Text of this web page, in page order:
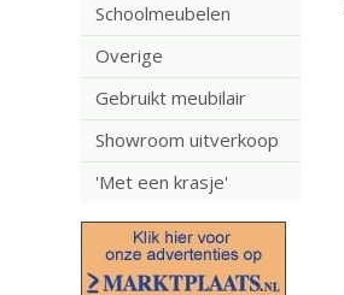
Schoolmeubelen
Overige
Gebruikt meubilair
Showroom uitverkoop
'Met een krasje'